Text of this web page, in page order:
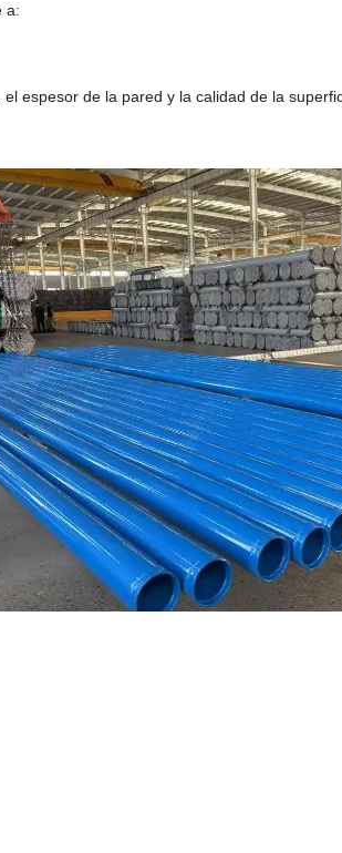
a:
espesor de la pared y la calidad de la